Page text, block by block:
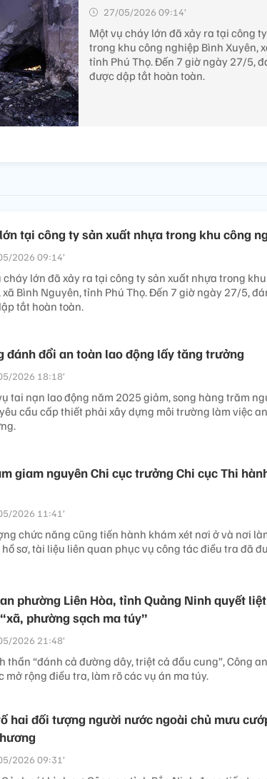
27/05/2026 09:14’
Một vụ cháy lớn đã xảy ra tại công
trong khu công nghiệp Bình Xuyên,
tỉnh Phú Thọ. Đến 7 giờ ngày 27/5,
được dập tắt hoàn toàn.
tại công ty sản xuất nhựa trong khu công
2026 09:14’
cháy lớn đã xảy ra tại công ty sản xuất nhựa trong
xã Bình Nguyên, tỉnh Phú Thọ. Đến 7 giờ ngày 27/5,
tắt hoàn toàn.
đánh đổi an toàn lao động lấy tăng trưởng
2026 18:18’
tai nạn lao động năm 2025 giảm, song hàng trăm
cầu cấp thiết phải xây dựng môi trường làm việc
giam nguyên Chi cục trưởng Chi cục Thi
2026 11:41’
chức năng cũng tiến hành khám xét nơi ở và nơi
hồ sơ, tài liệu liên quan phục vụ công tác điều tra đã
phường Liên Hòa, tỉnh Quảng Ninh quyết
phường sạch ma túy”
2026 21:48’
thần “đánh cả đường dây, triệt cả đầu cung”, Công
mở rộng điều tra, làm rõ các vụ án ma túy.
hai đối tượng người nước ngoài chủ mưu
2026 09:31’